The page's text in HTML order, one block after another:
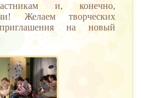
и, конечно,
Желаем творческих
на новый